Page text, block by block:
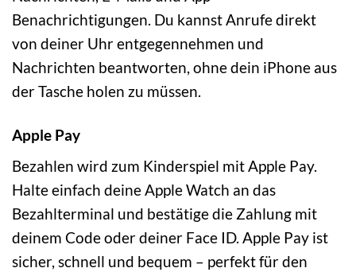
Benachrichtigungen. Du kannst Anrufe direkt
von deiner Uhr entgegennehmen und
Nachrichten beantworten, ohne dein iPhone aus
der Tasche holen zu müssen.
Apple Pay
Bezahlen wird zum Kinderspiel mit Apple Pay.
Halte einfach deine Apple Watch an das
Bezahlterminal und bestätige die Zahlung mit
deinem Code oder deiner Face ID. Apple Pay ist
sicher, schnell und bequem – perfekt für den